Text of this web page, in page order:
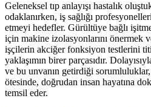
Geleneksel tıp anlayışı hastalık
odaklanırken, iş sağlığı
etmeyi hedefler. Gürültüye bağlı işitme
için makine izolasyonlarını önermek
işçilerin akciğer fonksiyon testlerini
yaklaşımın birer parçasıdır.
ve bu unvanın getirdiği
ötesinde, doğrudan insan hayatına
temsil eder.